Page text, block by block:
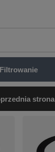
Filtrowanie
strona